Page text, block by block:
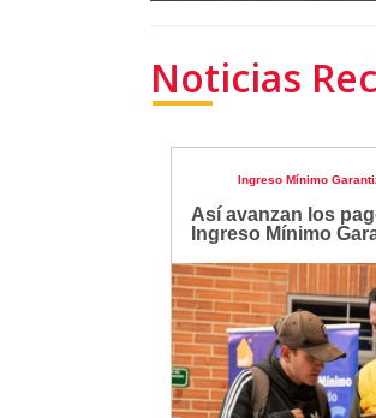
Noticias
Ingreso Mínimo
Así avanzan los
Ingreso Mínimo